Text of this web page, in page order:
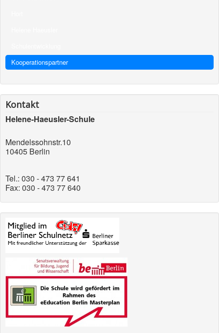
Kooperationspartner
Kontakt
Helene-Haeusler-Schule
Mendelssohnstr.10
10405 Berlin
Tel.: 030 - 473 77 641
Fax: 030 - 473 77 640